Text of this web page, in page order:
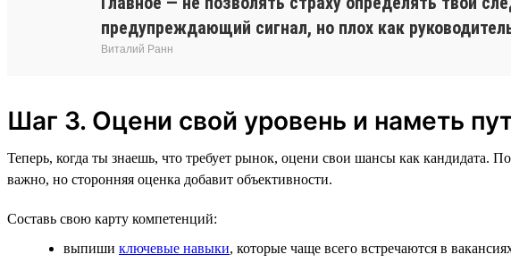
предупреждающий сигнал, но плох как
Виталий Ранн
Шаг 3. Оцени свой уровень и наметь
Теперь, когда ты знаешь, что требует рынок, оцени свои шансы как кандидата.
важно, но сторонняя оценка добавит объективности.
Составь свою карту компетенций:
выпиши ключевые навыки, которые чаще всего встречаются в